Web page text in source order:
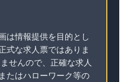
は情報提供を目的とし
式な求人票ではありま
せんので、正確な求人
たはハローワーク等の